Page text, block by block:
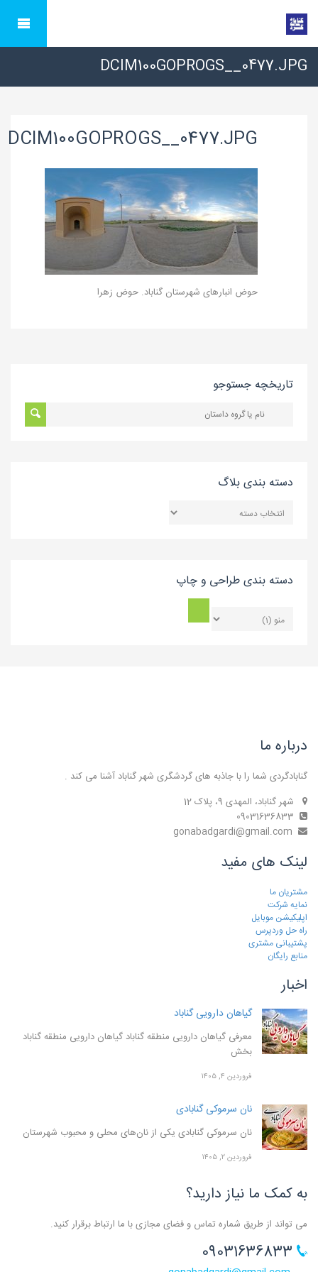
DCIM100GOPROGS__0477.JPG
DCIM100GOPROGS__0477.JPG
حوض‌ انبارهای شهرستان گناباد. حوض زهرا
تاریخچه جستوجو
دسته بندی بلاگ
بندی
دسته بندی طراحی و چاپ
درباره ما
گنابادگردی شما را با جاذبه های گردشگری شهر گناباد آشنا می کند .
شهر گناباد، المهدی 9، پلاک 12
لینک های مفید
مشتریان ما
نمایه شرکت
اپلیکیشن موبایل
راه حل وردپرس
پشتیبانی مشتری
منابع رایگان
اخبار
گیاهان دارویی گناباد
معرفی گیاهان دارویی منطقه گناباد گیاهان دارویی منطقه گناباد
بخش
فروردین ۴, ۱۴۰۵
نان سرموکی گنابادی
نان سرموکی گنابادی یکی از نان‌های محلی و محبوب شهرستان
فروردین ۲, ۱۴۰۵
به کمک ما نیاز دارید؟
می تواند از طریق شماره تماس و فضای مجازی با ما ارتباط برقرار کنید.